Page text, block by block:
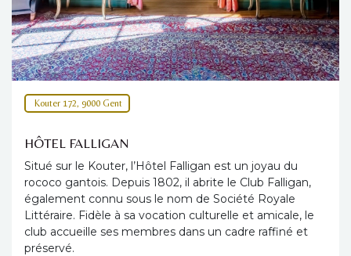
Kouter 172, 9000 Gent
HÔTEL FALLIGAN
Situé sur le Kouter, l’Hôtel Falligan est un joyau du
rococo gantois. Depuis 1802, il abrite le Club Falligan,
également connu sous le nom de Société Royale
Littéraire. Fidèle à sa vocation culturelle et amicale, le
club accueille ses membres dans un cadre raffiné et
préservé.